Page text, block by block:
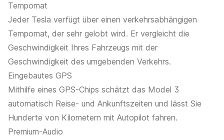
Tempomat
Jeder Tesla verfügt über einen verkehrsabhängigen
Tempomat, der sehr gelobt wird. Er vergleicht die
Geschwindigkeit Ihres Fahrzeugs mit der
Geschwindigkeit des umgebenden Verkehrs.
Eingebautes GPS
Mithilfe eines GPS-Chips schätzt das Model 3
automatisch Reise- und Ankunftszeiten und lässt Sie
Hunderte von Kilometern mit Autopilot fahren.
Premium-Audio